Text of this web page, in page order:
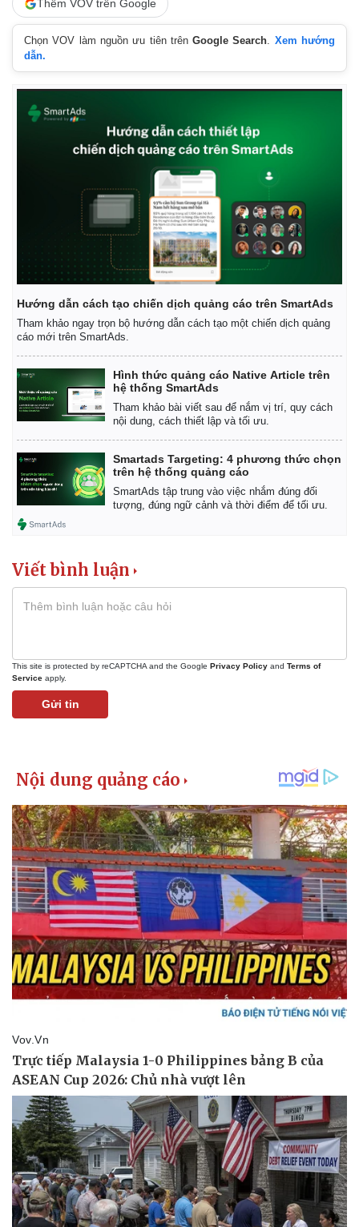
Quân sự - Quốc phòng
Vũ khí
Việt Nam
Phân tích
Thêm VOV trên Google
Chọn VOV làm nguồn ưu tiên trênGoogle Search. Xem hướng
dẫn.
Hướng dẫn cách tạo chiến dịch quảng cáo trên SmartAds
Tham khảo ngay trọn bộ hướng dẫn cách tạo một chiến dịch quảng
cáo mới trên SmartAds.
Hình thức quảng cáo Native Article trên
hệ thống SmartAds
Tham khảo bài viết sau để nắm vị trí, quy cách
nội dung, cách thiết lập và tối ưu.
Smartads Targeting: 4 phương thức chọn
trên hệ thống quảng cáo
SmartAds tập trung vào việc nhắm đúng đối
tượng, đúng ngữ cảnh và thời điểm để tối ưu.
Viết bình luận
This site is protected by reCAPTCHA and the Google Privacy Policy and Terms of
Service apply.
Gửi tin